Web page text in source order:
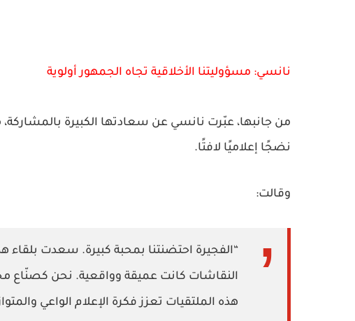
نانسي: مسؤوليتنا الأخلاقية تجاه الجمهور أولوية
من جانبها، عبّرت نانسي عن سعادتها الكبيرة
نضجًا إعلاميًا لافتًا.
وقالت:
“الفجيرة احتضنتنا بمحبة كبيرة. سعدت بلقاء
النقاشات كانت عميقة وواقعية. نحن كصنّاع
هذه الملتقيات تعزز فكرة الإعلام الواعي